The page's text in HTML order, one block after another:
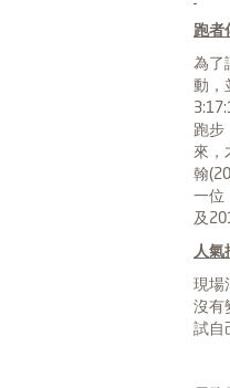
跑者
為了
動，
跑步
來，
翰
一位
及
人氣
現場
沒有
試自